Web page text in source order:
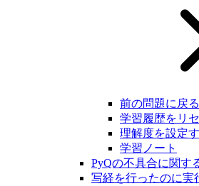
前の問題に戻る
学習履歴をリ
理解度を設定
学習ノート
PyQの不具合に関す
写経を行ったのに実